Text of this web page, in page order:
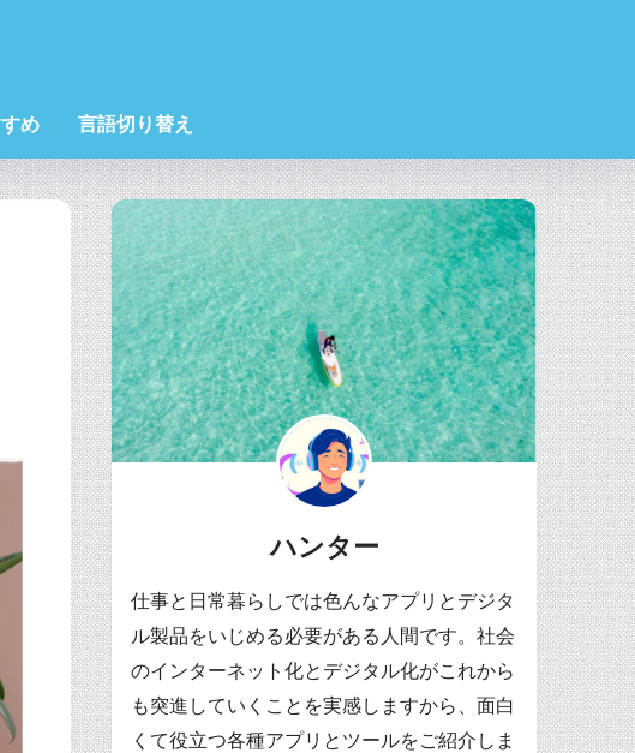
め 言語切り替え
ハンター
仕事と日常暮らしでは色んなアプリとデジタ
ル製品をいじめる必要がある人間です。社会
のインターネット化とデジタル化がこれから
も突進していくことを実感しますから、面白
くて役立つ各種アプリとツールをご紹介しま